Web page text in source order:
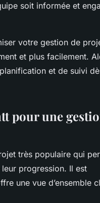
soit informée et
votre gestion de
et plus facilement.
et de suivi
pour une
très populaire qui
leur progression. Il est
une vue d’ensemble